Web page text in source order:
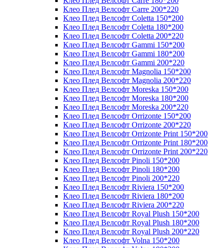
Клео Плед Велсофт Carre 200*220
Клео Плед Велсофт Coletta 150*200
Клео Плед Велсофт Coletta 180*200
Клео Плед Велсофт Coletta 200*220
Клео Плед Велсофт Gammi 150*200
Клео Плед Велсофт Gammi 180*200
Клео Плед Велсофт Gammi 200*220
Клео Плед Велсофт Magnolia 150*200
Клео Плед Велсофт Magnolia 200*220
Клео Плед Велсофт Moreska 150*200
Клео Плед Велсофт Moreska 180*200
Клео Плед Велсофт Moreska 200*220
Клео Плед Велсофт Orrizonte 150*200
Клео Плед Велсофт Orrizonte 200*220
Клео Плед Велсофт Orrizonte Print 150*200
Клео Плед Велсофт Orrizonte Print 180*200
Клео Плед Велсофт Orrizonte Print 200*220
Клео Плед Велсофт Pinoli 150*200
Клео Плед Велсофт Pinoli 180*200
Клео Плед Велсофт Pinoli 200*220
Клео Плед Велсофт Riviera 150*200
Клео Плед Велсофт Riviera 180*200
Клео Плед Велсофт Riviera 200*220
Клео Плед Велсофт Royal Plush 150*200
Клео Плед Велсофт Royal Plush 180*200
Клео Плед Велсофт Royal Plush 200*220
Клео Плед Велсофт Volna 150*200